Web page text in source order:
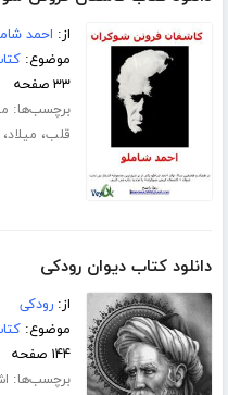
از: احمد
موضوع:
۳۳ صفحه
برچسب‌ها:
قلب، میلاد،
دانلود کتاب دیوان رودکی
از:رودکی
موضوع:
۱۴۴ صفحه
برچسب‌ها: